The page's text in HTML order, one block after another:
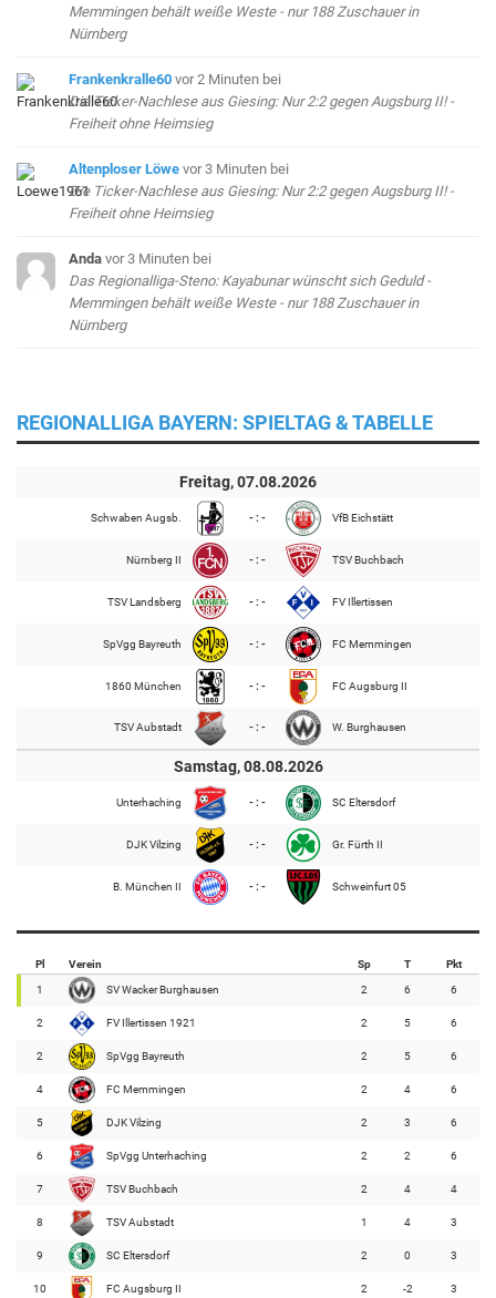
Memmingen behält weiße Weste - nur 188 Zuschauer in
Nürnberg
Frankenkralle60 vor 2 Minuten bei
Die Ticker-Nachlese aus Giesing: Nur 2:2 gegen Augsburg II! -
Freiheit ohne Heimsieg
Altenploser Löwe vor 3 Minuten bei
Die Ticker-Nachlese aus Giesing: Nur 2:2 gegen Augsburg II! -
Freiheit ohne Heimsieg
Anda vor 3 Minuten bei
Das Regionalliga-Steno: Kayabunar wünscht sich Geduld -
Memmingen behält weiße Weste - nur 188 Zuschauer in
Nürnberg
REGIONALLIGA BAYERN: SPIELTAG & TABELLE
Freitag, 07.08.2026
Schwaben Augsb. - : - VfB Eichstätt
Nürnberg II - : - TSV Buchbach
TSV Landsberg - : - FV Illertissen
SpVgg Bayreuth - : - FC Memmingen
1860 München - : - FC Augsburg II
TSV Aubstadt - : - W. Burghausen
Samstag, 08.08.2026
Unterhaching - : - SC Eltersdorf
DJK Vilzing - : - Gr. Fürth II
B. München II - : - Schweinfurt 05
Pl Verein Sp T Pkt
1 SV Wacker Burghausen 2 6 6
2 FV Illertissen 1921 2 5 6
2 SpVgg Bayreuth 2 5 6
4 FC Memmingen 2 4 6
5 DJK Vilzing 2 3 6
6 SpVgg Unterhaching 2 2 6
7 TSV Buchbach 2 4 4
8 TSV Aubstadt 1 4 3
9 SC Eltersdorf 2 0 3
10 FC Augsburg II 2 -2 3